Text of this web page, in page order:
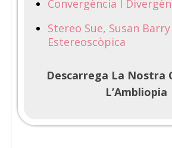
Convergència I
Stereo Sue, Susan
Estereoscòpica
Descarrega La Nostra
L’Ambliopia